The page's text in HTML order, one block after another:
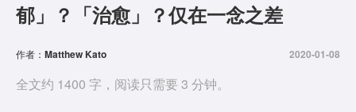
郁」？「治愈」？仅在一念之差
作者： Matthew Kato 2020-01-08
全文约 1400 字，阅读只需要 3 分钟。